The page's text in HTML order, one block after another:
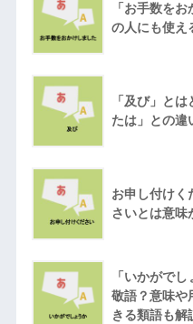
「お手数を
の人にも使え
「及び」と
たは」との違
お申し付けく
さいとは意味
「いかがで
敬語？意味や
きる類語も解